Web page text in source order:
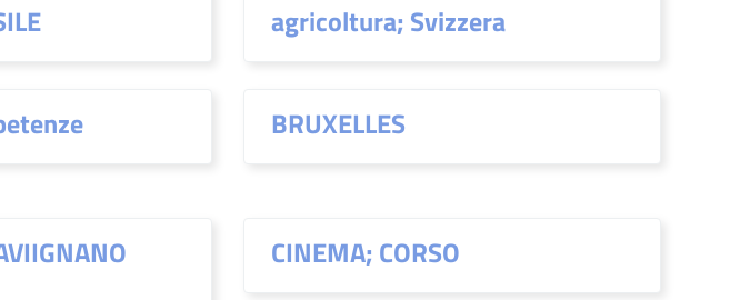
agricoltura; Svizzera
BRUXELLES
CINEMA; CORSO